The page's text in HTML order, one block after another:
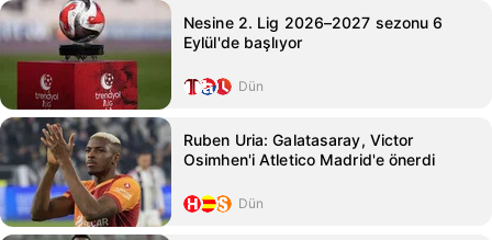
Nesine 2. Lig 2026–2027 sezonu 6
Eylül'de başlıyor
Dün
Ruben Uria: Galatasaray, Victor
Osimhen'i Atletico Madrid'e önerdi
Dün